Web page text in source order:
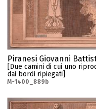
Piranesi Giovanni
[Due camini di cui uno
dai bordi ripiegati]
M-1400_889b